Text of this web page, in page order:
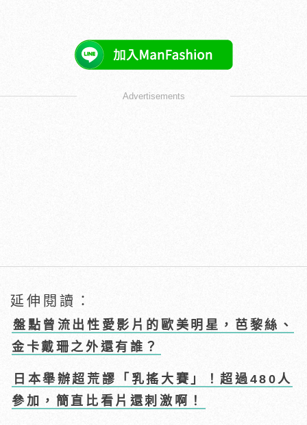
Advertisements
延伸閱讀：
盤點曾流出性愛影片的歐美明星，芭黎絲、
金卡戴珊之外還有誰？
日本舉辦超荒謬「乳搖大賽」！超過480人
參加，簡直比看片還刺激啊！